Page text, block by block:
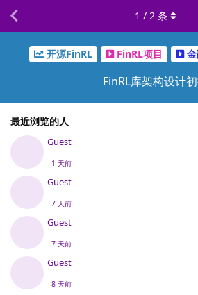
开源FinRL FinRL项目
FinRL库架构设计
最近浏览的人
Guest
1 天前
Guest
7 天前
Guest
7 天前
Guest
8 天前
1 / 2 条